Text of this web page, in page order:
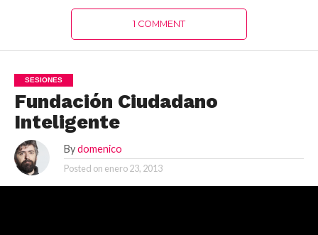
1 COMMENT
SESIONES
Fundación Ciudadano
Inteligente
By domenico
Posted on enero 23, 2013